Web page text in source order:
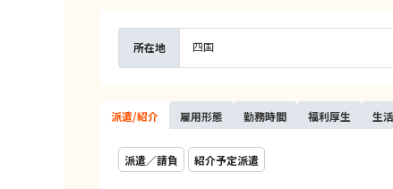
所在地 四国
派遣/紹介 雇用形態 勤務時間 福利厚生 生
派遣／請負 紹介予定派遣